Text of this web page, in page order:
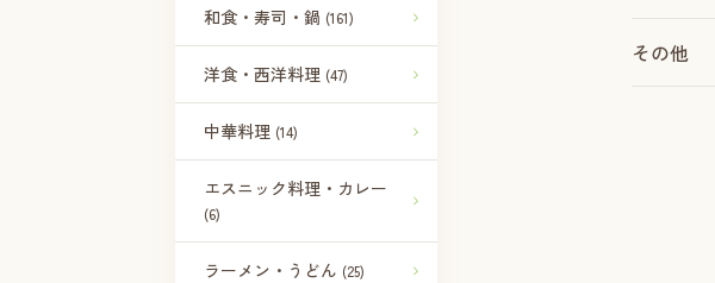
和食・寿司・鍋 (161)
洋食・西洋料理 (47)
中華料理 (14)
エスニック料理・カレー
(6)
ラーメン・うどん (25)
その他